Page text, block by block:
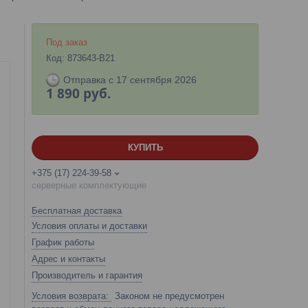
Под заказ
Код: 873643-B21
Отправка с 17 сентября 2026
1 890 руб.
КУПИТЬ
+375 (17) 224-39-58
серверные комплектующие
Бесплатная доставка
Условия оплаты и доставки
График работы
Адрес и контакты
Производитель и гарантия
Законом не предусмотрен